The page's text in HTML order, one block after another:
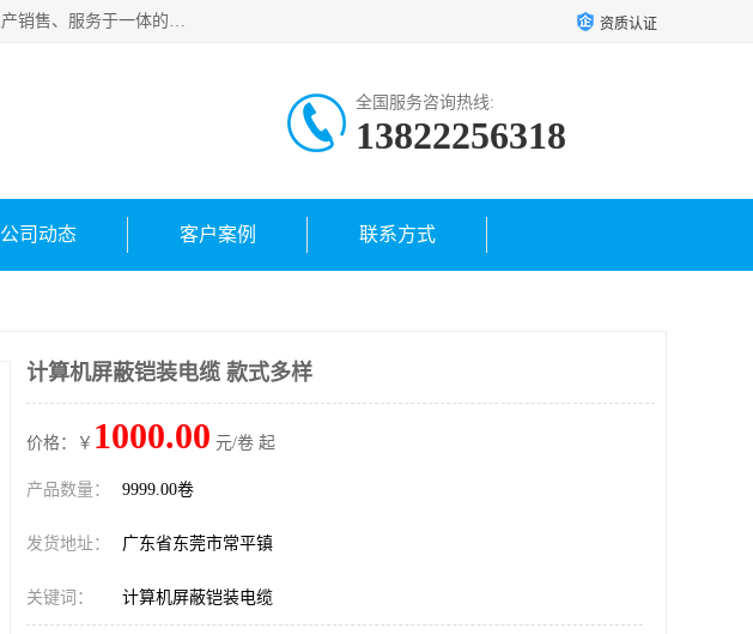
广东广星珠江电缆实业有限公司是一家广东广星珠江电缆厂家主营：广东广星珠江电缆，集线缆研发、生产销售、服务于一体的生产企业。公司自创立以来，确立了“广星珠江电缆，您的一站式采购”的战略发展口号，明确了将广星珠江打造成“线缆产品种类覆盖较广较全、质量较优、服务较好的大型综合性*化生产企业”的发展目标。 资质认证
全国服务咨询热线:
13822256318
公司动态 客户案例 联系方式
计算机屏蔽铠装电缆 款式多样
价格：￥ 1000.00 元/卷 起
产品数量： 9999.00卷
发货地址： 广东省东莞市常平镇
关键词： 计算机屏蔽铠装电缆